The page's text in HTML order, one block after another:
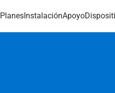
PlanesInstalaciónApoyo